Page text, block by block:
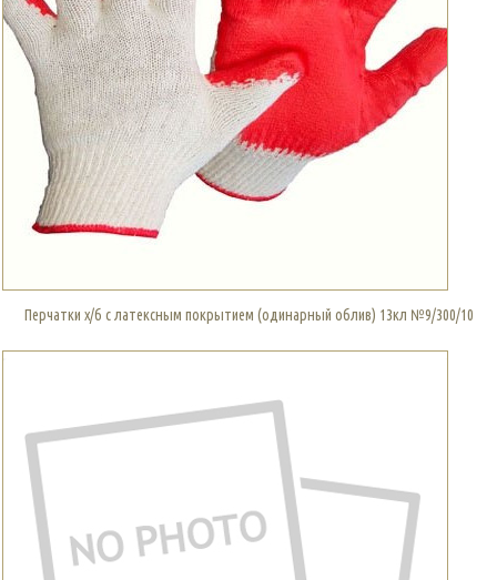
Перчатки х/б с латексным покрытием (одинарный облив) 13кл №9/300/10